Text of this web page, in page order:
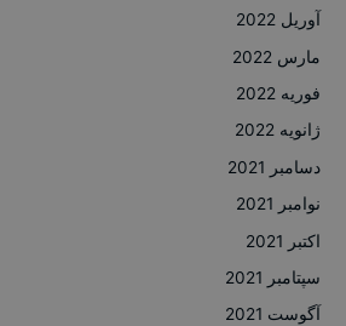
آوریل 2022
مارس 2022
فوریه 2022
ژانویه 2022
دسامبر 2021
نوامبر 2021
اکتبر 2021
سپتامبر 2021
آگوست 2021